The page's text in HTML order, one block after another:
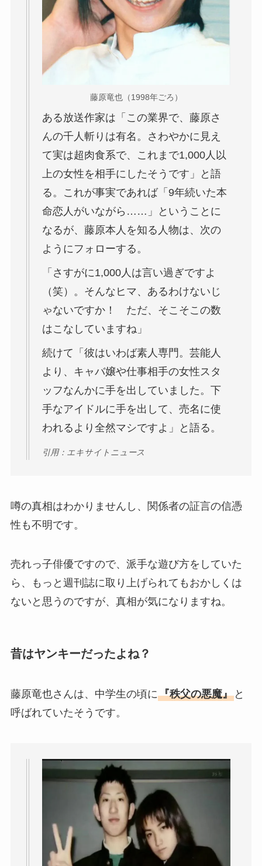
藤原竜也（1998年ごろ）
ある放送作家は「この業界で、藤原さ
んの千人斬りは有名。さわやかに見え
て実は超肉食系で、これまで1,000人以
上の女性を相手にしたそうです」と語
る。これが事実であれば「9年続いた本
命恋人がいながら……」ということに
なるが、藤原本人を知る人物は、次の
ようにフォローする。
「さすがに1,000人は言い過ぎですよ
（笑）。そんなヒマ、あるわけないじ
ゃないですか！ ただ、そこそこの数
はこなしていますね」
続けて「彼はいわば素人専門。芸能人
より、キャバ嬢や仕事相手の女性スタ
ッフなんかに手を出していました。下
手なアイドルに手を出して、売名に使
われるより全然マシですよ」と語る。
引用：エキサイトニュース
噂の真相はわかりませんし、関係者の証言の信憑
性も不明です。
売れっ子俳優ですので、派手な遊び方をしていた
ら、もっと週刊誌に取り上げられてもおかしくは
ないと思うのですが、真相が気になりますね。
昔はヤンキーだったよね？
藤原竜也さんは、中学生の頃に『秩父の悪魔』と
呼ばれていたそうです。